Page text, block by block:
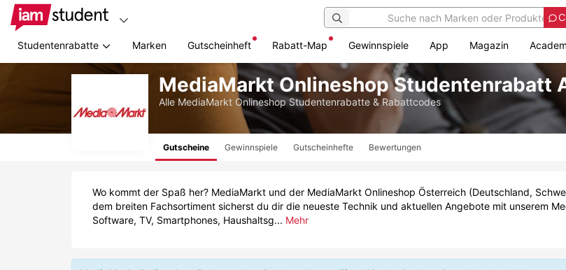
Studentenrabatte Marken Gutscheinheft Rabatt-Map Gewinnspiele App Magazin
MediaMarkt Onlineshop Studentenrabatt
Alle MediaMarkt OnlineshopStudentenrabatte & Rabattcodes
Gutscheine Gewinnspiele Gutscheinhefte Bewertungen
Wo kommt der Spaß her? MediaMarkt und der MediaMarkt Onlineshop Österreich (Deutschland,
dem breiten Fachsortiment sicherst du dir die neueste Technik und aktuellen Angebote mit unserem
Software, TV, Smartphones, Haushaltsg... Mehr